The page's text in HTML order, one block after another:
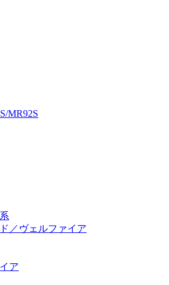
MR92S
／ヴェルファイア
ア